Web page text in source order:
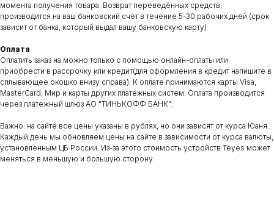
момента получения товара. Возврат переведённых средств,
производится на ваш банковский счёт в течение 5-30 рабочих дней (срок
зависит от банка, который выдал вашу банковскую карту)
Оплата
Оплатить заказ на можно только с помощью онлайн-оплаты или
приобрести в рассрочку или кредит(для оформления в кредит напишите в
сплывающее окошко внизу справа). К оплате принимаются карты Visa,
MasterCard, Мир и карты других платежных систем. Оплата производится
через платежный шлюз АО "ТИНЬКОФФ БАНК".
Важно: на сайте все цены указаны в рублях, но они зависят от курса Юаня.
Каждый день мы обновляем цены на сайте в зависимости от курса валюты,
установленным ЦБ России. Из-за этого стоимость устройств Teyes может
меняться в меньшую и большую сторону.
Политика конфиденциальности
Сайт находится в разработке.
Договор оферты
Сухарная 35 корпус 13, 1 этаж,
помещение 110
пн-пт: c 11:00 до 19:00
сб-вс: выходной
teyes.sibir@gmail.com
+7‒995‒437‒92‒66